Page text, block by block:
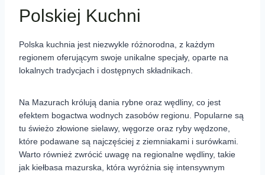
Polskiej Kuchni
Polska kuchnia jest niezwykle różnorodna, z każdym
regionem oferującym swoje unikalne specjały, oparte na
lokalnych tradycjach i dostępnych składnikach.
Na Mazurach królują dania rybne oraz wędliny, co jest
efektem bogactwa wodnych zasobów regionu. Popularne są
tu świeżo złowione sielawy, węgorze oraz ryby wędzone,
które podawane są najczęściej z ziemniakami i surówkami.
Warto również zwrócić uwagę na regionalne wędliny, takie
jak kiełbasa mazurska, która wyróżnia się intensywnym